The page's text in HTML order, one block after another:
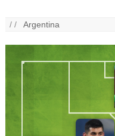
/ /Argentina